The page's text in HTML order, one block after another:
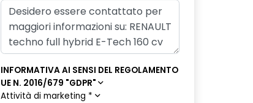
INFORMATIVA AI SENSI DEL REGOLAMENTO
UE N. 2016/679 "GDPR"
Attività di marketing *